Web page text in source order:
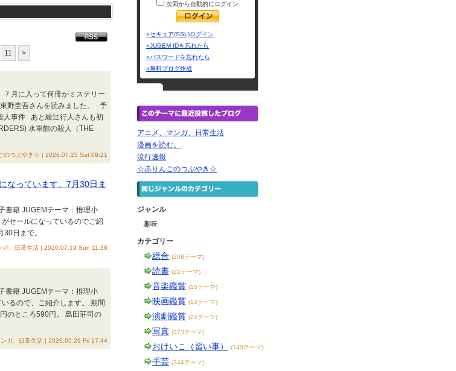
11 >
月に入って何冊かミステリー
野圭吾さんを読みました。 予
人事件 あと綾辻行人さんも初
水車館の殺人（THE
のつぶやき☆ | 2026.07.25 Sat 09:21
なっています。7月30日ま
書籍 JUGEMテーマ：推理小
セールになっているのでご紹
日まで。
ガ、日常生活 | 2026.07.19 Sun 11:38
書籍 JUGEMテーマ：推理小
るので、ご紹介します。 期間
のところ590円。 島田荘司の
ンガ、日常生活 | 2026.05.29 Fri 17:44
次回から自動的にログイン
»セキュア(SSL)ログイン
»JUGEM IDを忘れたら
»パスワードを忘れたら
»無料ブログ作成
アニメ、マンガ、日常生活
漫画を読む。
流行速報
☆赤りんごのつぶやき☆
ジャンル
趣味
カテゴリー
総合 (208テーマ)
読書 (22テーマ)
音楽鑑賞 (15テーマ)
映画鑑賞 (12テーマ)
演劇鑑賞 (24テーマ)
写真 (373テーマ)
おけいこ（習い事） (140テーマ)
手芸 (244テーマ)